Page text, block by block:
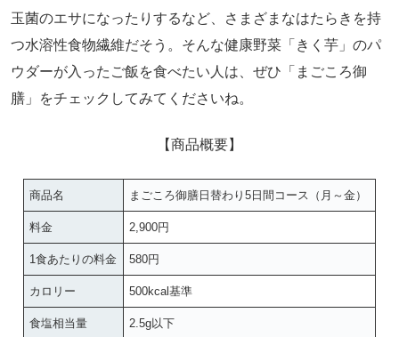
玉菌のエサになったりするなど、さまざまなはたらきを持
つ水溶性食物繊維だそう。そんな健康野菜「きく芋」のパ
ウダーが入ったご飯を食べたい人は、ぜひ「まごころ御
膳」をチェックしてみてくださいね。
【商品概要】
商品名 まごころ御膳日替わり5日間コース（月～金）
料金 2,900円
1食あたりの料金 580円
カロリー 500kcal基準
食塩相当量 2.5g以下